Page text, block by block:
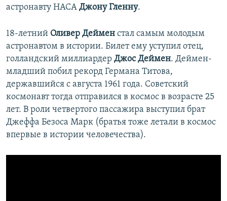
астронавту НАСА Джону Гленну.
18-летний Оливер Деймен стал самым молодым
астронавтом в истории. Билет ему уступил отец,
голландский миллиардер Джос Деймен. Деймен-
младший побил рекорд Германа Титова,
державшийся с августа 1961 года. Советский
космонавт тогда отправился в космос в возрасте 25
лет. В роли четвертого пассажира выступил брат
Джеффа Безоса Марк (братья тоже летали в космос
впервые в истории человечества).